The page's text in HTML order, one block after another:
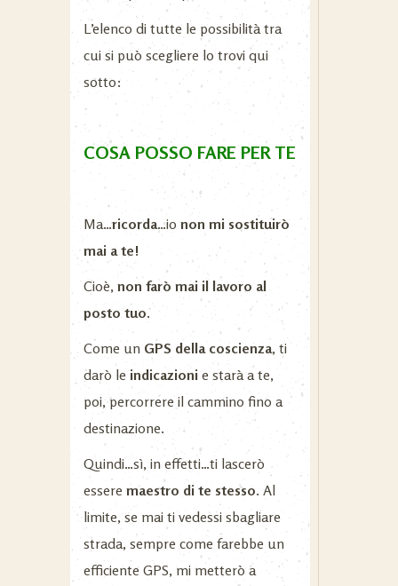
L’elenco di tutte le possibilità tra
cui si può scegliere lo trovi qui
sotto:
COSA POSSO FARE PER TE
Ma…ricorda…io non mi sostituirò
mai a te!
Cioè, non farò mai il lavoro al
posto tuo.
Come un GPS della coscienza, ti
darò le indicazioni e starà a te,
poi, percorrere il cammino fino a
destinazione.
Quindi…sì, in effetti…ti lascerò
essere maestro di te stesso. Al
limite, se mai ti vedessi sbagliare
strada, sempre come farebbe un
efficiente GPS, mi metterò a